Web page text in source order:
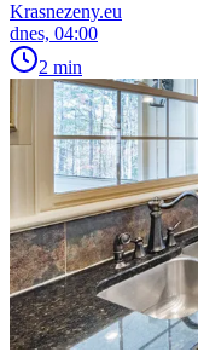
Krasnezeny.eu
dnes, 04:00
2 min